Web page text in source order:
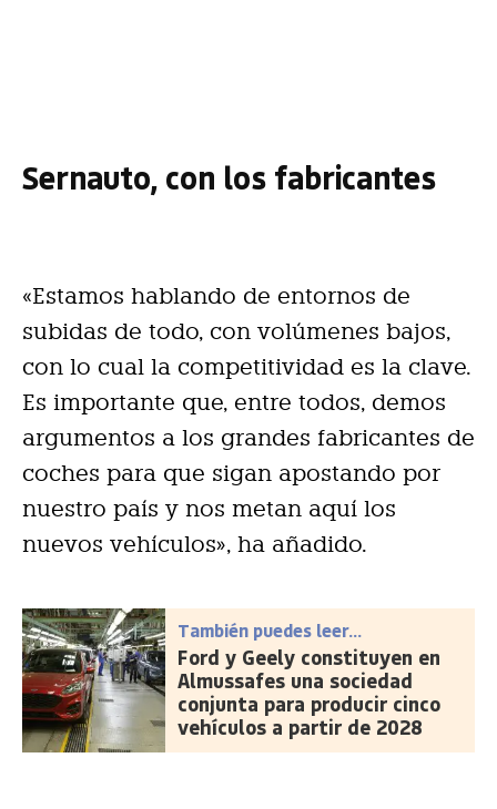
Sernauto, con los fabricantes
«Estamos hablando de entornos de
subidas de todo, con volúmenes bajos,
con lo cual la competitividad es la clave.
Es importante que, entre todos, demos
argumentos a los grandes fabricantes de
coches para que sigan apostando por
nuestro país y nos metan aquí los
nuevos vehículos», ha añadido.
También puedes leer...
Ford y Geely constituyen en
Almussafes una sociedad
conjunta para producir cinco
vehículos a partir de 2028